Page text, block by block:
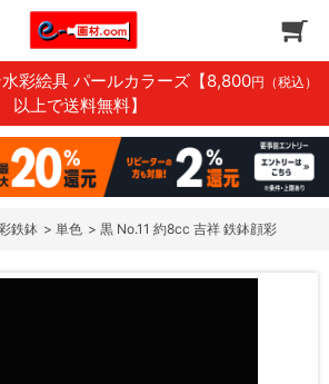
彩絵具 パールカラーズ 【8,800円（税込）
以上で送料無料】
鉄鉢 > 単色 > 黒 No.11 約8cc 吉祥 鉄鉢顔彩